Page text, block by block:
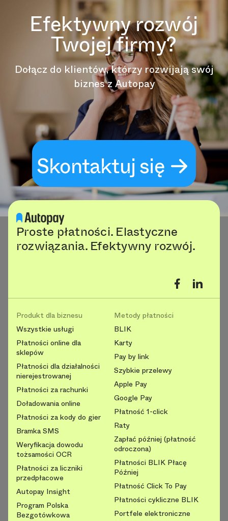
Efektywny rozwój
Twojej firmy?
Dołącz do klientów, którzy rozwijają swój
biznes z Autopay
Skontaktuj się
Proste płatności. Elastyczne
rozwiązania. Efektywny rozwój.
Produkt dla biznesu
Wszystkie usługi
Płatności online dla
sklepów
Płatności dla działalności
nierejestrowanej
Płatności za rachunki
Doładowania online
Płatności za kody do gier
Bramka SMS
Weryfikacja dowodu
tożsamości OCR
Płatności za liczniki
przedpłacowe
Autopay Insight
Program Polska
Bezgotówkowa
Metody płatności
BLIK
Karty
Pay by link
Szybkie przelewy
Apple Pay
Google Pay
Płatność 1-click
Raty
Zapłać później (płatność
odroczona)
Płatności BLIK Płacę
Później
Płatność Click To Pay
Płatności cykliczne BLIK
Portfele elektroniczne